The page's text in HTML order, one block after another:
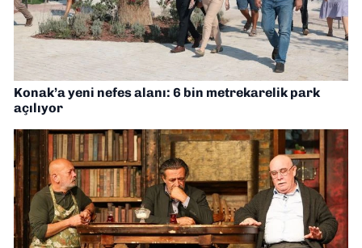
Konak’a yeni nefes alanı: 6 bin metrekarelik park
açılıyor